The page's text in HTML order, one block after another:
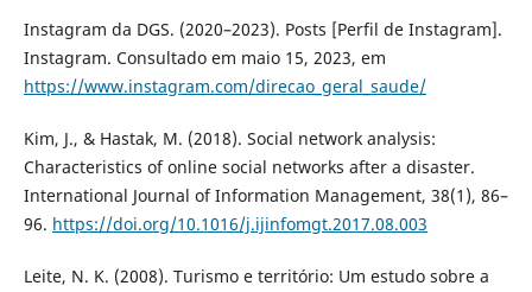
Instagram da DGS. (2020–2023). Posts [Perfil de Instagram].
Instagram. Consultado em maio 15, 2023, em
https://www.instagram.com/direcao_geral_saude/
Kim, J., & Hastak, M. (2018). Social network analysis:
Characteristics of online social networks after a disaster.
International Journal of Information Management, 38(1), 86–
96. https://doi.org/10.1016/j.ijinfomgt.2017.08.003
Leite, N. K. (2008). Turismo e território: Um estudo sobre a